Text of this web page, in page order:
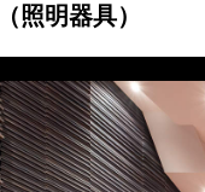
（照明器具）